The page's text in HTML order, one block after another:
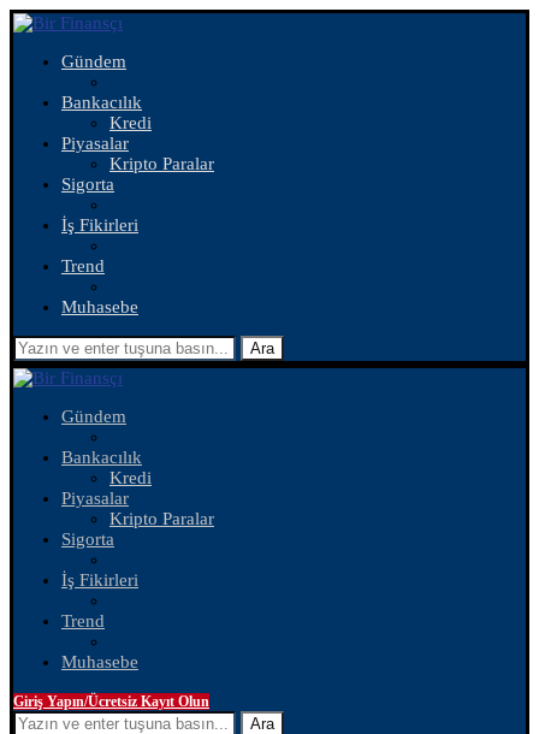
Gündem
Bankacılık
Kredi
Piyasalar
Kripto Paralar
Sigorta
İş Fikirleri
Trend
Muhasebe
Ara
Gündem
Bankacılık
Kredi
Piyasalar
Kripto Paralar
Sigorta
İş Fikirleri
Trend
Muhasebe
Giriş Yapın/Ücretsiz Kayıt Olun
Ara